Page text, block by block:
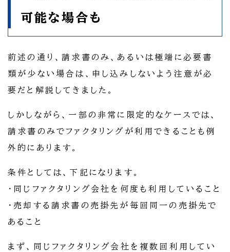
可能な場合も
前述の通り、請求書のみ、あるいは極端に必要書
類が少ない場合は、申し込みしないよう注意が必
要だと解説してきました。
しかしながら、一部の非常に限定的なケースでは、
請求書のみでファクタリングが利用できることも例
外的にあります。
条件としては、下記になります。
・同じファクタリング会社を何度も利用していること
・売却する請求書の売掛先が毎回同一の売掛先で
あること
まず、同じファクタリング会社を複数回利用してい